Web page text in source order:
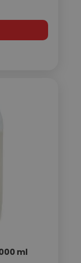
ml